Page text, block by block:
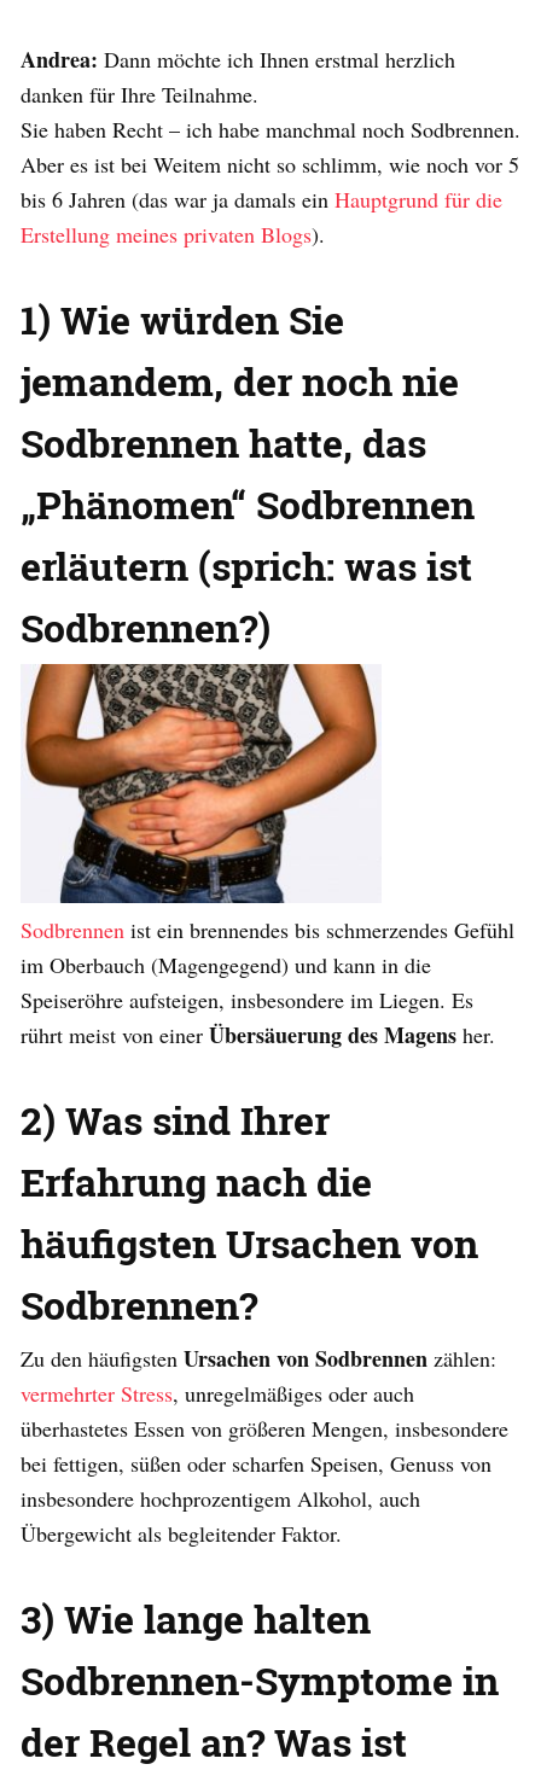
Andrea: Dann möchte ich Ihnen erstmal herzlich
danken für Ihre Teilnahme.
Sie haben Recht – ich habe manchmal noch Sodbrennen.
Aber es ist bei Weitem nicht so schlimm, wie noch vor 5
bis 6 Jahren (das war ja damals ein Hauptgrund für die
Erstellung meines privaten Blogs).
1) Wie würden Sie
jemandem, der noch nie
Sodbrennen hatte, das
„Phänomen“ Sodbrennen
erläutern (sprich: was ist
Sodbrennen?)
Sodbrennen ist ein brennendes bis schmerzendes Gefühl
im Oberbauch (Magengegend) und kann in die
Speiseröhre aufsteigen, insbesondere im Liegen. Es
rührt meist von einer Übersäuerung des Magens her.
2) Was sind Ihrer
Erfahrung nach die
häufigsten Ursachen von
Sodbrennen?
Zu den häufigsten Ursachen von Sodbrennen zählen:
vermehrter Stress, unregelmäßiges oder auch
überhastetes Essen von größeren Mengen, insbesondere
bei fettigen, süßen oder scharfen Speisen, Genuss von
insbesondere hochprozentigem Alkohol, auch
Übergewicht als begleitender Faktor.
3) Wie lange halten
Sodbrennen-Symptome in
der Regel an? Was ist